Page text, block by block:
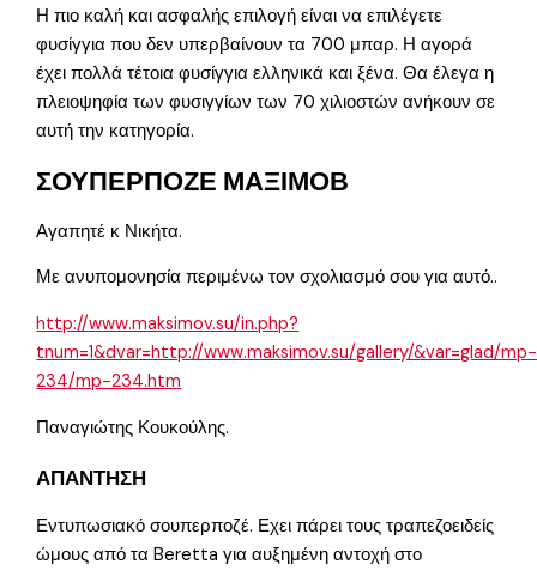
Η πιο καλή και ασφαλής επιλογή είναι να επιλέγετε
φυσίγγια που δεν υπερβαίνουν τα 700 μπαρ. Η αγορά
έχει πολλά τέτοια φυσίγγια ελληνικά και ξένα. Θα έλεγα η
πλειοψηφία των φυσιγγίων των 70 χιλιοστών ανήκουν σε
αυτή την κατηγορία.
ΣΟΥΠΕΡΠΟΖΕ ΜΑΞΙΜΟΒ
Αγαπητέ κ Νικήτα.
Με ανυπομονησία περιμένω τον σχολιασμό σου για αυτό..
http://www.maksimov.su/in.php?
tnum=1&dvar=http://www.maksimov.su/gallery/&var=glad/mp-
234/mp-234.htm
Παναγιώτης Κουκούλης.
ΑΠΑΝΤΗΣΗ
Εντυπωσιακό σουπερποζέ. Εχει πάρει τους τραπεζοειδείς
ώμους από τα Beretta για αυξημένη αντοχή στο